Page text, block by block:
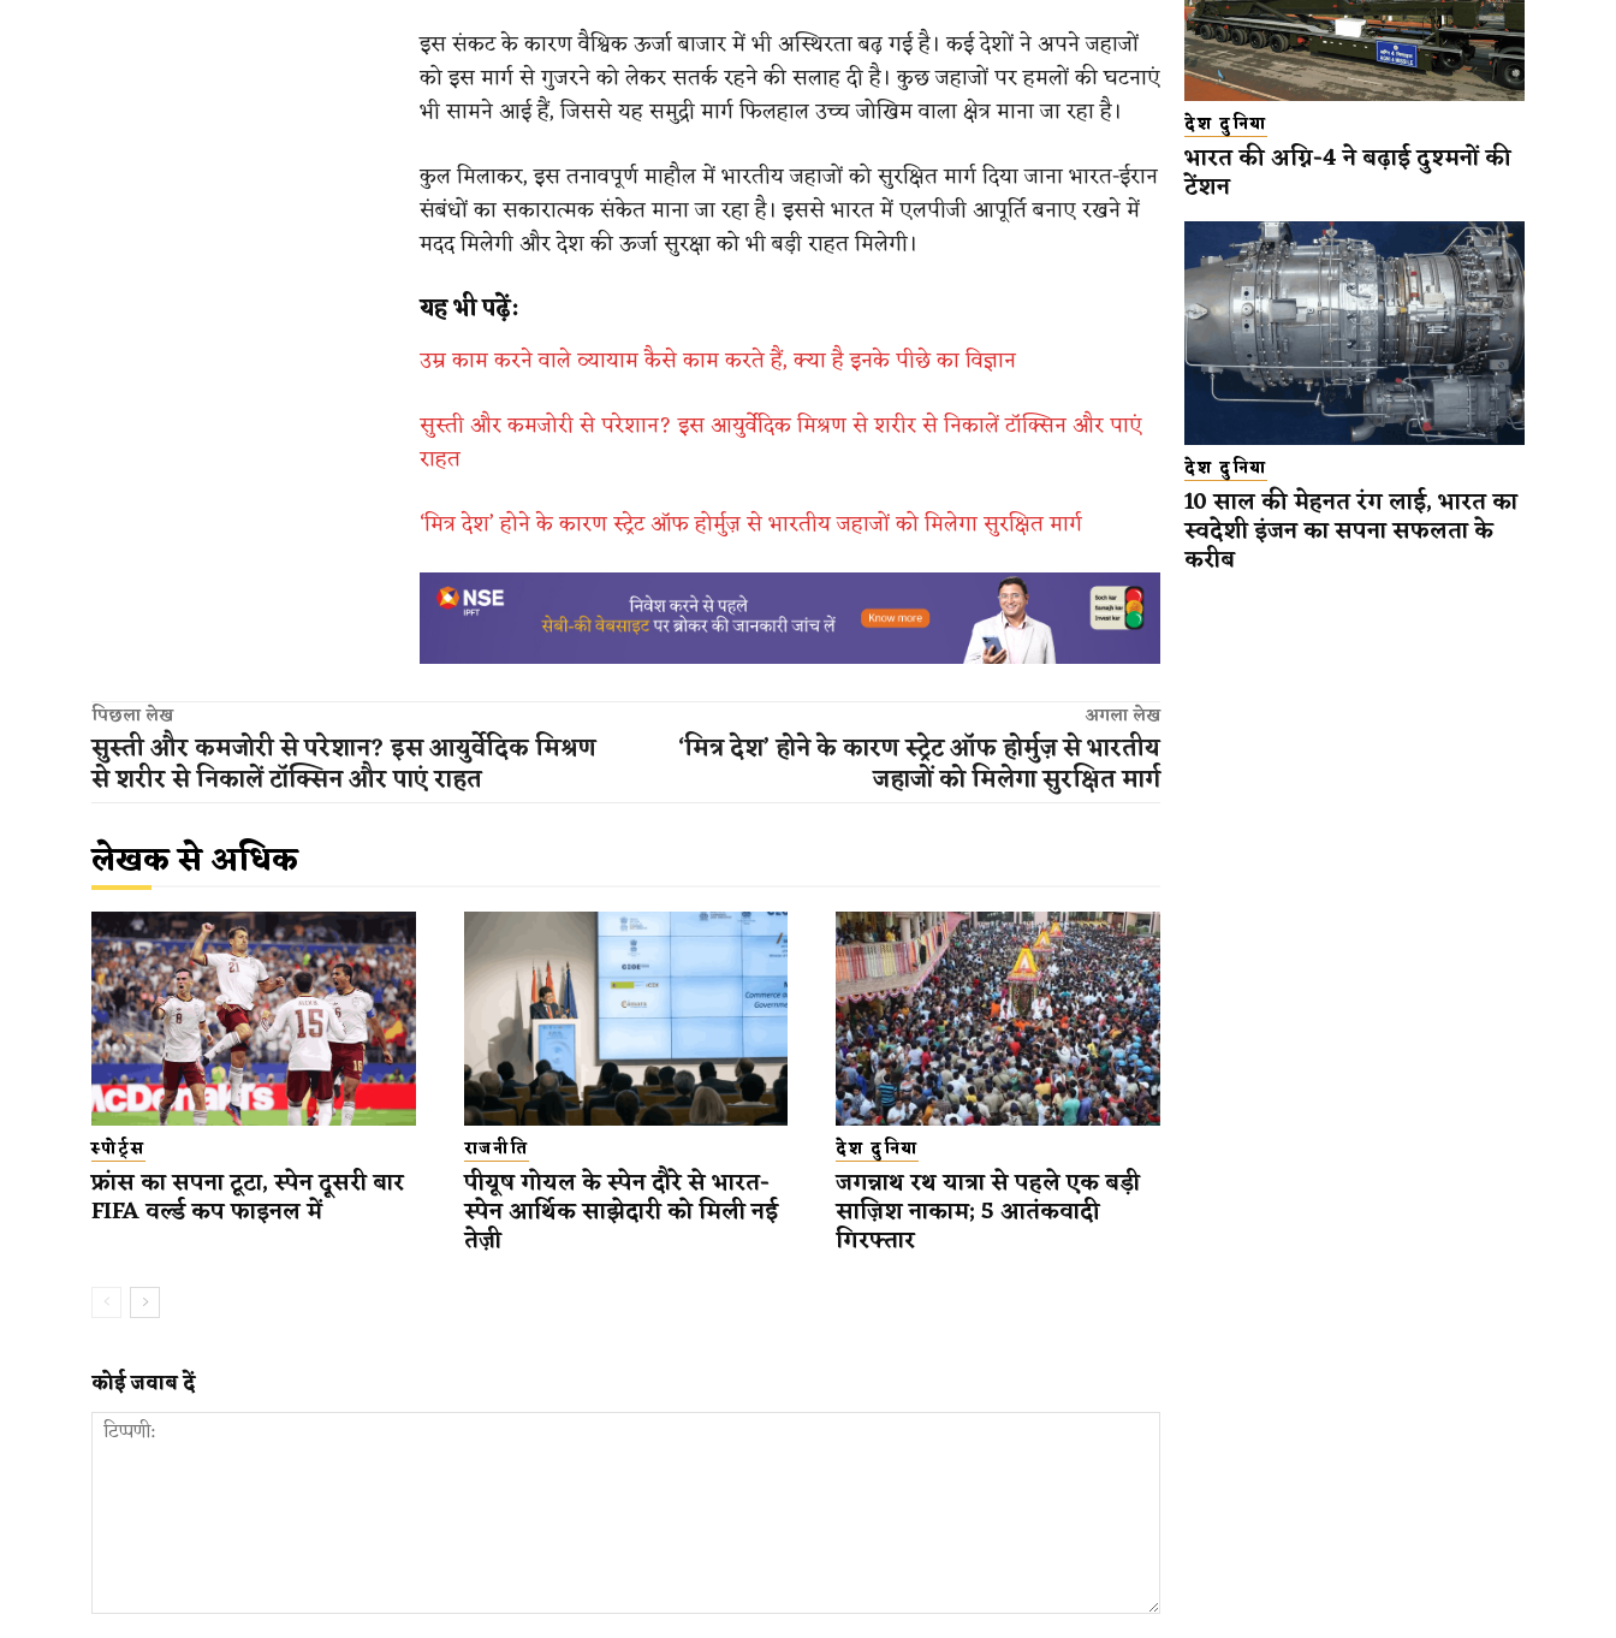
इस संकट के कारण वैश्विक ऊर्जा बाजार में भी अस्थिरता बढ़ गई है। कई देशों ने अपने जहाजों
को इस मार्ग से गुजरने को लेकर सतर्क रहने की सलाह दी है। कुछ जहाजों पर हमलों की घटनाएं
भी सामने आई हैं, जिससे यह समुद्री मार्ग फिलहाल उच्च जोखिम वाला क्षेत्र माना जा रहा है।
कुल मिलाकर, इस तनावपूर्ण माहौल में भारतीय जहाजों को सुरक्षित मार्ग दिया जाना भारत-ईरान
संबंधों का सकारात्मक संकेत माना जा रहा है। इससे भारत में एलपीजी आपूर्ति बनाए रखने में
मदद मिलेगी और देश की ऊर्जा सुरक्षा को भी बड़ी राहत मिलेगी।
यह भी पढ़ें:
उम्र काम करने वाले व्यायाम कैसे काम करते हैं, क्या है इनके पीछे का विज्ञान
सुस्ती और कमजोरी से परेशान? इस आयुर्वेदिक मिश्रण से शरीर से निकालें टॉक्सिन और पाएं
राहत
‘मित्र देश’ होने के कारण स्ट्रेट ऑफ होर्मुज़ से भारतीय जहाजों को मिलेगा सुरक्षित मार्ग
पिछला लेख
सुस्ती और कमजोरी से परेशान? इस आयुर्वेदिक मिश्रण
से शरीर से निकालें टॉक्सिन और पाएं राहत
अगला लेख
‘मित्र देश’ होने के कारण स्ट्रेट ऑफ होर्मुज़ से भारतीय
जहाजों को मिलेगा सुरक्षित मार्ग
लेखक से अधिक
स्पोर्ट्स
फ्रांस का सपना टूटा, स्पेन दूसरी बार
FIFA वर्ल्ड कप फाइनल में
राजनीति
पीयूष गोयल के स्पेन दौरे से भारत-
स्पेन आर्थिक साझेदारी को मिली नई
तेज़ी
देश दुनिया
जगन्नाथ रथ यात्रा से पहले एक बड़ी
साज़िश नाकाम; 5 आतंकवादी
गिरफ्तार
कोई जवाब दें
देश दुनिया
भारत की अग्नि-4 ने बढ़ाई दुश्मनों की
टेंशन
देश दुनिया
10 साल की मेहनत रंग लाई, भारत का
स्वदेशी इंजन का सपना सफलता के
करीब